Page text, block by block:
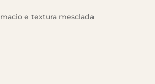
e textura mesclada